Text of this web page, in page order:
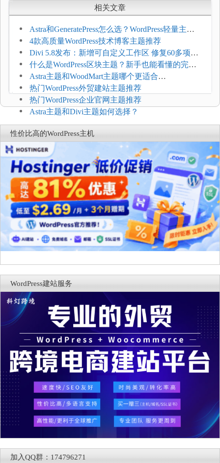
相关文章
Astra和GeneratePress怎么选？WordPress轻量主题
选型维度
4款高质量WordPress技术博客主题推荐
Divi 5.8发布：新增可自定义工作区 修复60多项问
题
什么是WordPress区块主题？新手也能看懂的完整
介绍
Astra主题和WoodMart主题哪个更适合
WooCommerce
热门WordPress外贸建站主题推荐
热门WordPress企业官网主题推荐
Astra主题和Divi主题如何选择？
性价比高的WordPress主机
WordPress建站服务
加入QQ群：174796271